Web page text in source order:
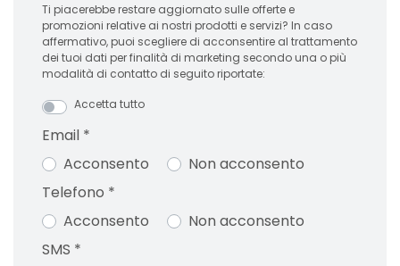
Ti piacerebbe restare aggiornato sulle offerte e
promozioni relative ai nostri prodotti e servizi? In caso
affermativo, puoi scegliere di acconsentire al trattamento
dei tuoi dati per finalità di marketing secondo una o più
modalità di contatto di seguito riportate:
Accetta tutto
Email *
Acconsento
Non acconsento
Telefono *
Acconsento
Non acconsento
SMS *